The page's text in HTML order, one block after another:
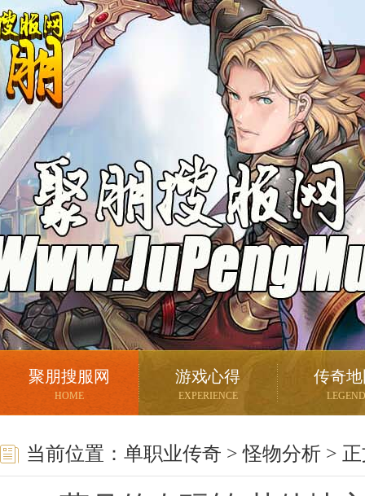
聚朋搜服网
HOME
游戏心得
EXPERIENCE
传奇
LEGEND
当前位置： 单职业传奇 >怪物分析 >